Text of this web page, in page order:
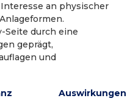
an physischer
Seite durch eine
geprägt,
und
Auswirkungen